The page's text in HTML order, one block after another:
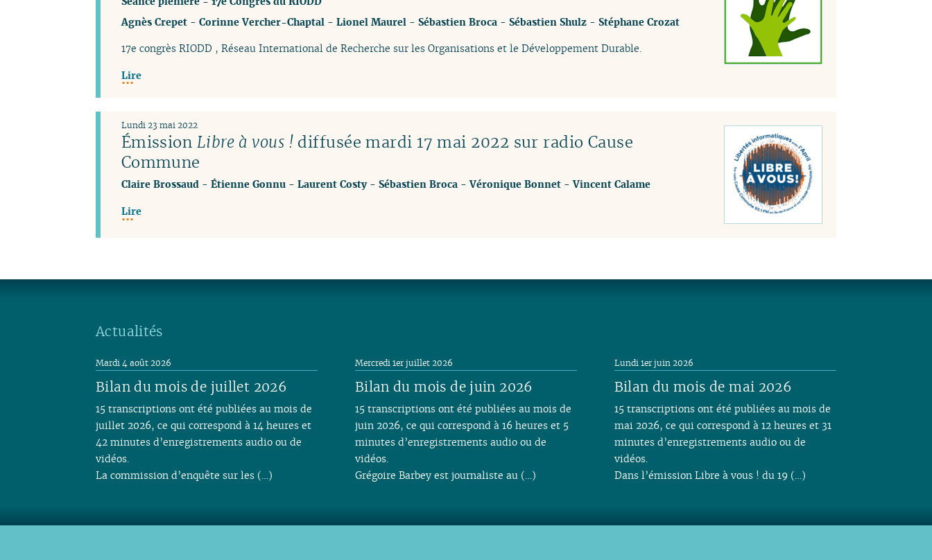
Agnès Crepet- Corinne Vercher-Chaptal- Lionel Maurel- Sébastien Broca- Sébastien Shulz- Stéphane Crozat
17e congrès RIODD , Réseau International de Recherche sur les Organisations et le Développement Durable.
Lire
Émission Libre à vous !diffusée mardi 17 mai 2022 sur radio Cause
Commune
Lundi 23 mai 2022
Claire Brossaud- Étienne Gonnu- Laurent Costy- Sébastien Broca-Véronique Bonnet-Vincent Calame
Lire
Actualités
Bilan du mois de juillet 2026
Mardi 4 août 2026
15 transcriptions ont été publiées au mois de
juillet 2026, ce qui correspond à 14 heures et
42 minutes d’enregistrements audio ou de
vidéos.
La commission d’enquête sur les (…)
Bilan du mois de juin 2026
Mercredi 1er juillet 2026
15 transcriptions ont été publiées au mois de
juin 2026, ce qui correspond à 16 heures et 5
minutes d’enregistrements audio ou de
vidéos.
Grégoire Barbey est journaliste au (…)
Bilan du mois de mai 2026
Lundi 1er juin 2026
15 transcriptions ont été publiées au mois de
mai 2026, ce qui correspond à 12 heures et 31
minutes d’enregistrements audio ou de
vidéos.
Dans l’émission Libre à vous ! du 19 (…)